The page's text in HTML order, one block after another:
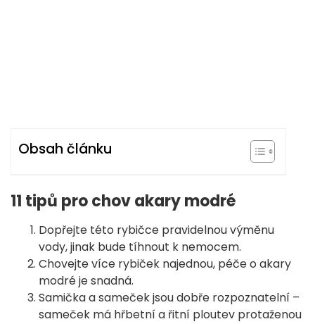
Obsah článku
11 tipů pro chov akary modré
Dopřejte této rybičce pravidelnou výměnu
vody, jinak bude tíhnout k nemocem.
Chovejte více rybiček najednou, péče o akary
modré je snadná.
Samička a sameček jsou dobře rozpoznatelní –
sameček má hřbetní a řitní ploutev protaženou